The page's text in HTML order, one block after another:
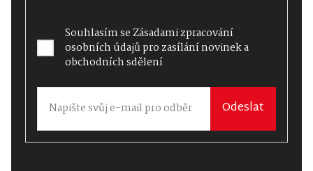
Souhlasím seZásadami zpracování
osobních údajůpro zasílání novinek a
obchodních sdělení
Odeslat